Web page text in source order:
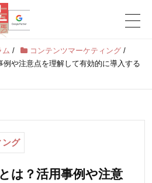
ム / コンテンツマーケティング /
や注意点を理解して有効的に導入する
ング
は？活用事例や注意